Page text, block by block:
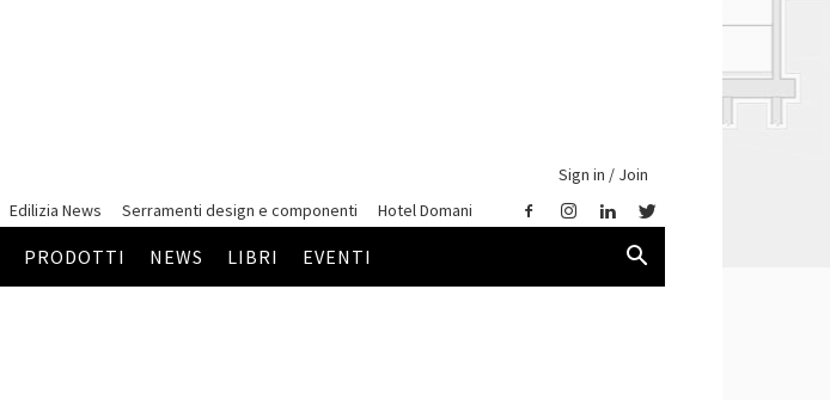
Sign in / Join
Edilizia News Serramenti design e componenti Hotel Domani
PRODOTTI NEWS LIBRI EVENTI